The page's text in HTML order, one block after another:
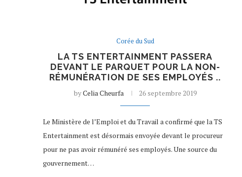
Corée du Sud
LA TS ENTERTAINMENT PASSERA
DEVANT LE PARQUET POUR LA NON-
RÉMUNÉRATION DE SES EMPLOYÉS ..
byCelia Cheurfa 26 septembre 2019
Le Ministère de l’Emploi et du Travail a confirmé que la TS
Entertainment est désormais envoyée devant le procureur
pour ne pas avoir rémunéré ses employés. Une source du
gouvernement…